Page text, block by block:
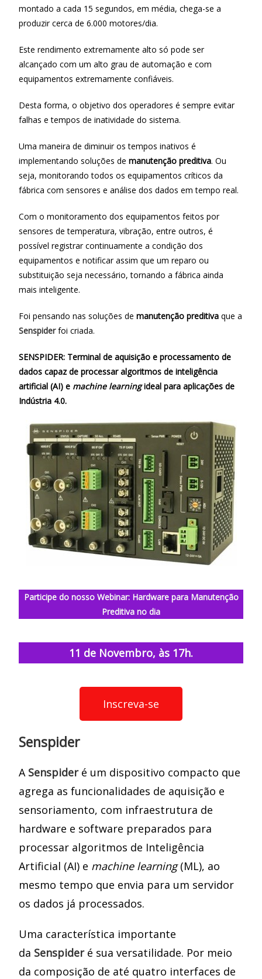
montado a cada 15 segundos, em média, chega-se a
produzir cerca de 6.000 motores/dia.
Este rendimento extremamente alto só pode ser
alcançado com um alto grau de automação e com
equipamentos extremamente confiáveis.
Desta forma, o objetivo dos operadores é sempre evitar
falhas e tempos de inatividade do sistema.
Uma maneira de diminuir os tempos inativos é
implementando soluções demanutenção preditiva. Ou
seja, monitorando todos os equipamentos críticos da
fábrica com sensores e análise dos dados em tempo real.
Com o monitoramento dos equipamentos feitos por
sensores de temperatura, vibração, entre outros, é
possível registrar continuamente a condição dos
equipamentos e notificar assim que um reparo ou
substituição seja necessário, tornando a fábrica ainda
mais inteligente.
Foi pensando nas soluções demanutenção preditiva que a
Senspiderfoi criada.
SENSPIDER: Terminal de aquisição e processamento de
dados capaz de processar algoritmos de inteligência
artificial (AI) e machine learningideal para aplicações de
Indústria 4.0.
Participe do nosso Webinar: Hardware para Manutenção
Preditiva no dia
11 de Novembro, às 17h.
Inscreva-se
Senspider
A Senspider é um dispositivo compacto que
agrega as funcionalidades de aquisição e
sensoriamento, com infraestrutura de
hardware e software preparados para
processar algoritmos de Inteligência
Artificial (AI) e machine learning(ML), ao
mesmo tempo que envia para um servidor
os dados já processados.
Uma característica importante
da Senspideré sua versatilidade. Por meio
da composição de até quatro interfaces de